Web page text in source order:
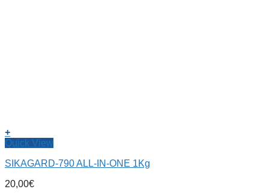
+
Quick View
SIKAGARD-790 ALL-IN-ONE 1Kg
20,00€